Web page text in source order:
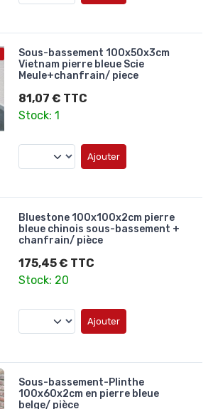
Sous-bassement 100x50x3cm
Vietnam pierre bleue Scie
Meule+chanfrain/ piece
81,07 € TTC
Stock: 1
Ajouter
Bluestone 100x100x2cm pierre
bleue chinois sous-bassement +
chanfrain/ pièce
175,45 € TTC
Stock: 20
Ajouter
Sous-bassement-Plinthe
100x60x2cm en pierre bleue
belge/ pièce